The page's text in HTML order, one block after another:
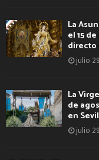
La
el 15
directo
julio
La
de
en
julio